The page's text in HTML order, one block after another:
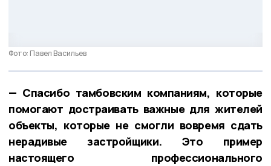
Фото: Павел Васильев
— Спасибо тамбовским компаниям, которые
помогают достраивать важные для жителей
объекты, которые не смогли вовремя сдать
нерадивые застройщики. Это пример
настоящего профессионального